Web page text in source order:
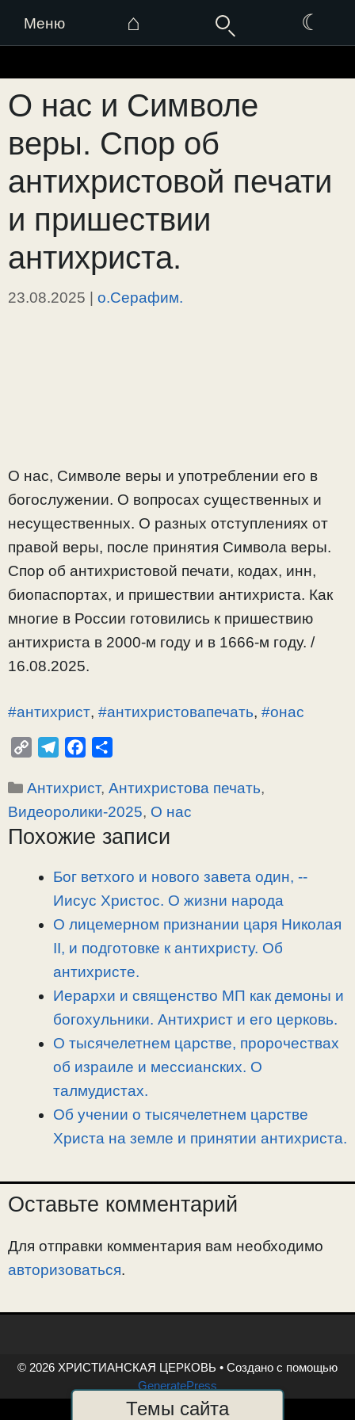
Меню ⌂ ☾
к
содержимому
О нас и Символе
веры. Спор об
антихристовой печати
и пришествии
антихриста.
23.08.2025 | о.Серафим.
О нас, Символе веры и употреблении его в
богослужении. О вопросах существенных и
несущественных. О разных отступлениях от
правой веры, после принятия Символа веры.
Спор об антихристовой печати, кодах, инн,
биопаспортах, и пришествии антихриста. Как
многие в России готовились к пришествию
антихриста в 2000-м году и в 1666-м году. /
16.08.2025.
#антихрист, #антихристовапечать, #онас
p
y
L
l
e
g
a
c
e
b
п
р
а
ь
Рубрики
Антихрист,Антихристова печать,
Видеоролики-2025, О нас
Похожие записи
Бог ветхого и нового завета один, -­
Иисус Христос. О жизни народа
О лицемерном признании царя Николая
II, и подготовке к антихристу. Об
антихристе.
Иерархи и священство МП как демоны и
богохульники. Антихрист и его церковь.
О тысячелетнем царстве, пророчествах
об израиле и мессианских. О
талмудистах.
Об учении о тысячелетнем царстве
Христа на земле и принятии антихриста.
Оставьте комментарий
Для отправки комментария вам необходимо
авторизоваться.
© 2026 ХРИСТИАНСКАЯ ЦЕРКОВЬ • Создано с помощью
GeneratePress
Темы сайта